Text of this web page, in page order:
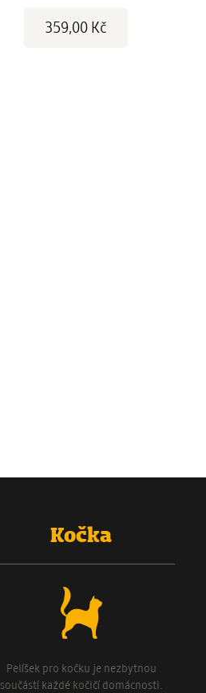
359,00 Kč
Kočka
Pelíšek pro kočku je nezbytnou
součástí každé kočičí domácnosti.